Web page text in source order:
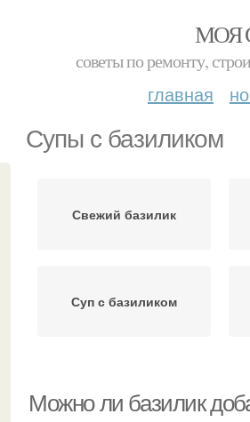
МОЯ
советы по ремонту,
главная
Супы с базиликом
Свежий базилик
Суп с базиликом
Можно ли базилик